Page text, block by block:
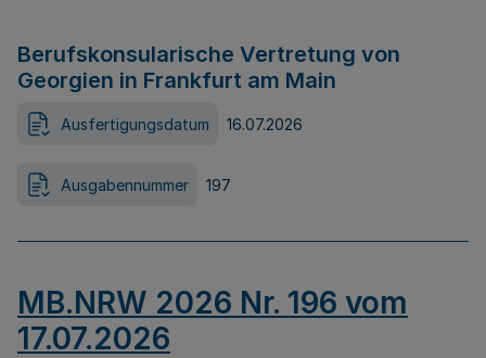
Berufskonsularische Vertretung von
Georgien in Frankfurt am Main
Ausfertigungsdatum 16.07.2026
Ausgabennummer 197
MB.NRW 2026 Nr. 196 vom
17.07.2026